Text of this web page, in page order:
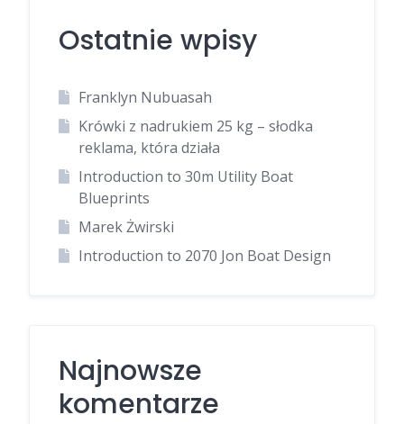
Ostatnie wpisy
Franklyn Nubuasah
Krówki z nadrukiem 25 kg – słodka
reklama, która działa
Introduction to 30m Utility Boat
Blueprints
Marek Żwirski
Introduction to 2070 Jon Boat Design
Najnowsze
komentarze